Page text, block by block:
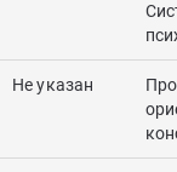
Не указан